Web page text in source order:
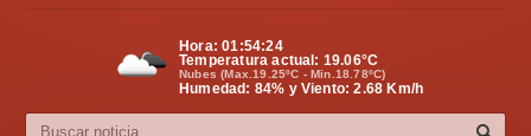
Cultura
Hora:01:54:25
Temperatura actual: 19.06°C
Nubes (Max.19.25ºC - Min.18.78ºC)
Humedad: 84% y Viento: 2.68 Km/h